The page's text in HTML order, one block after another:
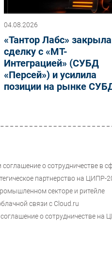
04.08.2026
«Тантор Лабс» закрыла
сделку с «МТ-
Интеграцией» (СУБД
«Персей») и усилила
позиции на рынке
о сотрудничестве в
партнерство на ЦИПР-
секторе и ритейле
связи c Cloud.ru
о сотрудничестве на